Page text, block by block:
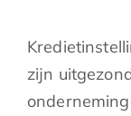
zijn